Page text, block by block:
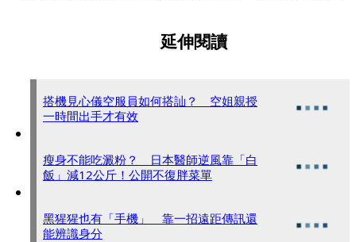
延伸閱讀
搭機見心儀空服員如何搭訕？ 空姐親授
一時間出手才有效
瘦身不能吃澱粉？ 日本醫師逆風靠「白
飯」減12公斤！公開不復胖菜單
黑猩猩也有「手機」 靠一招遠距傳訊還
能辨識身分